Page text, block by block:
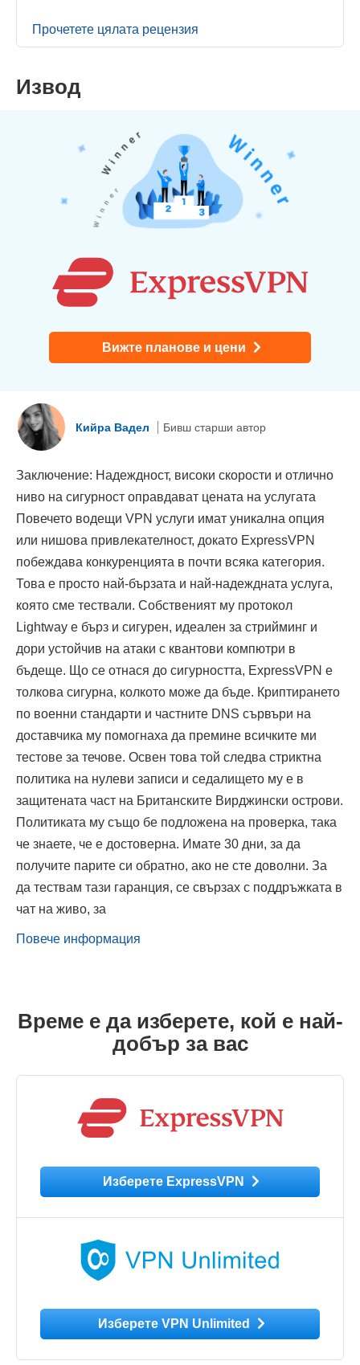
Прочетете цялата рецензия
Извод
Вижте планове и цени
Кийра Вадел Бивш старши автор
Заключение: Надеждност, високи скорости и отлично
ниво на сигурност оправдават цената на услугата
Повечето водещи VPN услуги имат уникална опция
или нишова привлекателност, докато ExpressVPN
побеждава конкуренцията в почти всяка категория.
Това е просто най-бързата и най-надеждната услуга,
която сме тествали. Собственият му протокол
Lightway е бърз и сигурен, идеален за стрийминг и
дори устойчив на атаки с квантови компютри в
бъдеще. Що се отнася до сигурността, ExpressVPN е
толкова сигурна, колкото може да бъде. Криптирането
по военни стандарти и частните DNS сървъри на
доставчика му помогнаха да премине всичките ми
тестове за течове. Освен това той следва стриктна
политика на нулеви записи и седалището му е в
защитената част на Британските Вирджински острови.
Политиката му също бе подложена на проверка, така
че знаете, че е достоверна. Имате 30 дни, за да
получите парите си обратно, ако не сте доволни. За
да тествам тази гаранция, се свързах с поддръжката в
чат на живо, за
Повече информация
Време е да изберете, кой е най-
добър за вас
Изберете ExpressVPN
Изберете VPN Unlimited